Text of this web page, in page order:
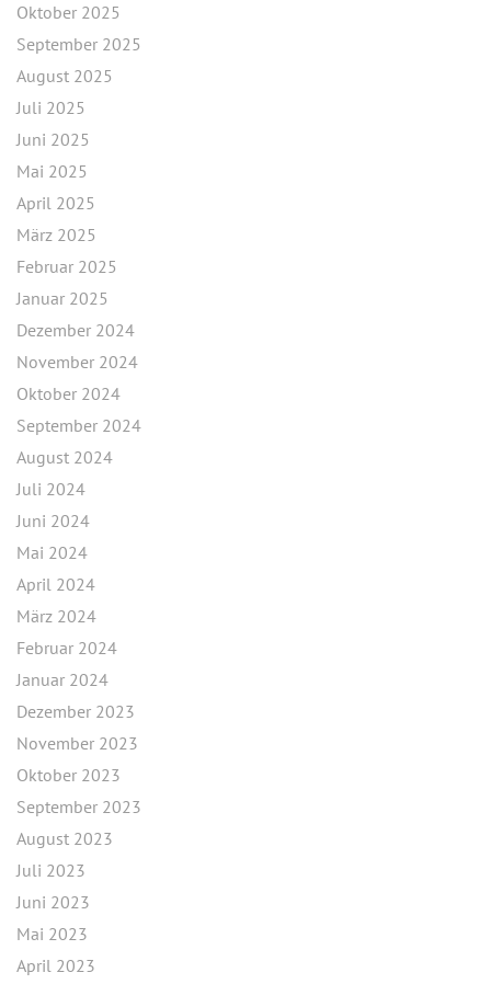
Oktober 2025
September 2025
August 2025
Juli 2025
Juni 2025
Mai 2025
April 2025
März 2025
Februar 2025
Januar 2025
Dezember 2024
November 2024
Oktober 2024
September 2024
August 2024
Juli 2024
Juni 2024
Mai 2024
April 2024
März 2024
Februar 2024
Januar 2024
Dezember 2023
November 2023
Oktober 2023
September 2023
August 2023
Juli 2023
Juni 2023
Mai 2023
April 2023